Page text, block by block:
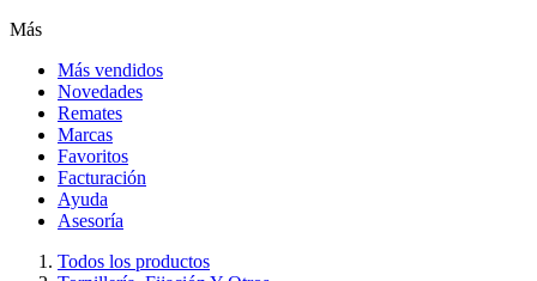
Más
Más vendidos
Novedades
Remates
Marcas
Favoritos
Facturación
Ayuda
Asesoría
Todos los productos